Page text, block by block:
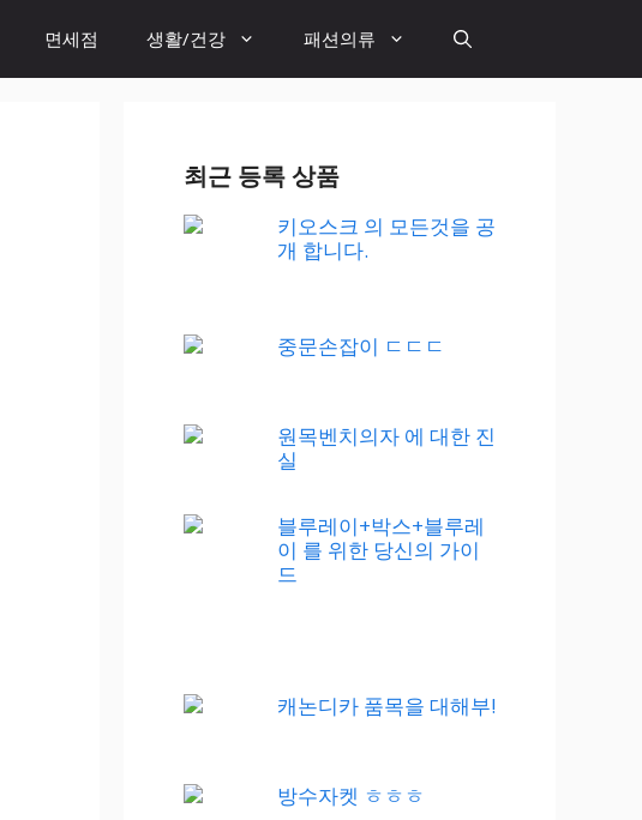
면세점 생활/건강 패션의류
최근 등록 상품
키오스크 의 모든것을 공
개 합니다.
중문손잡이 ㄷㄷㄷ
원목벤치의자 에 대한 진
실
블루레이+박스+블루레
이 를 위한 당신의 가이
드
캐논디카 품목을 대해부!
방수자켓 ㅎㅎㅎ